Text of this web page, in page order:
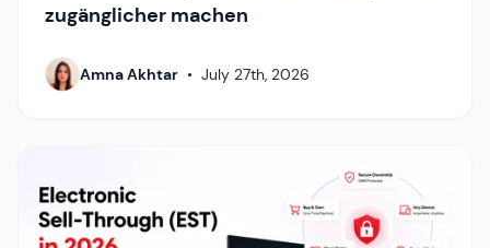
zugänglicher machen
Amna Akhtar • July 27th, 2026